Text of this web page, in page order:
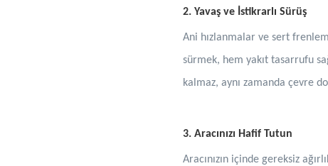
2. Yavaş ve İstikrarlı Sürüş
Ani hızlanmalar ve sert
sürmek, hem yakıt tasarrufu
kalmaz, aynı zamanda çevre
3. Aracınızı Hafif Tutun
Aracınızın içinde gereksiz